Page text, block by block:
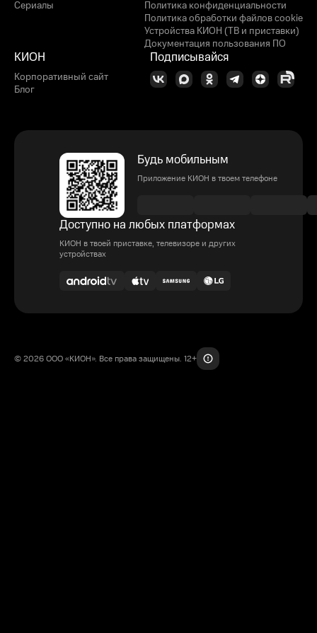
Сериалы
Политика конфиденциальности
Политика обработки файлов cookie
Устройства КИОН (ТВ и приставки)
Документация пользования ПО
КИОН
Корпоративный сайт
Блог
Подписывайся
Будь мобильным
Приложение КИОН в твоем телефоне
Доступно на любых платформах
КИОН в твоей приставке, телевизоре и других
устройствах
© 2026 ООО «КИОН». Все права защищены. 12+